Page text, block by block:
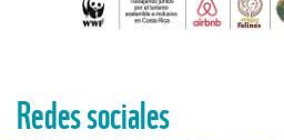
Redes sociales